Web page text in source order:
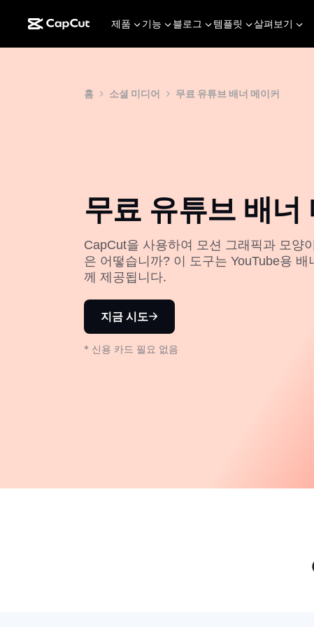
제품 기능 블로그 템플릿 살펴보기
홈 소셜 미디어 무료 유튜브 배너 메이커
무료 유튜브 배너
CapCut을 사용하여 모션 그래픽과 모양
은 어떻습니까? 이 도구는 YouTube용
께 제공됩니다.
지금 시도
* 신용 카드 필요 없음